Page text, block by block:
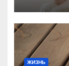
чтобы
ЖИЗНЬ